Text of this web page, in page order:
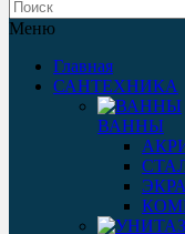
Меню
Главная
САНТЕХНИКА
ВАННЫ